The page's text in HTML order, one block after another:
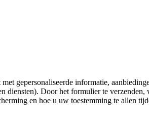
gepersonaliseerde informatie,
diensten). Door het formulier te
en hoe u uw toestemming te allen